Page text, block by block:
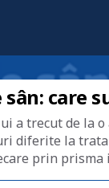
a trecut de la
diferite la
prin